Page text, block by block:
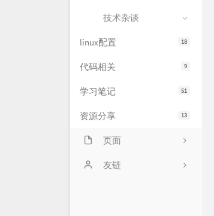
技术杂谈
18
linux配置
9
代码相关
51
学习笔记
13
资源分享
页面
网站状态
友链